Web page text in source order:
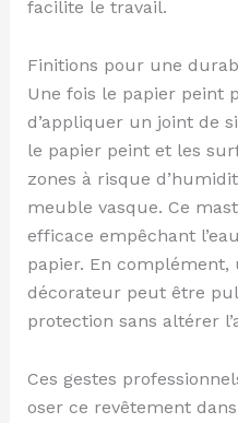
facilite le travail.
Finitions pour une
Une fois le papier peint
d’appliquer un joint de
le papier peint et les
zones à risque
meuble vasque. Ce
efficace empêchant
papier. En complément,
décorateur peut être
protection sans altérer
Ces gestes
oser ce revêtement